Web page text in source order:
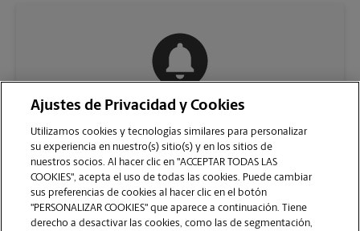
Ajustes de Privacidad y Cookies
Utilizamos cookies y tecnologías similares para personalizar
su experiencia en nuestro(s) sitio(s) y en los sitios de
nuestros socios. Al hacer clic en "ACCEPTAR TODAS LAS
COOKIES", acepta el uso de todas las cookies. Puede cambiar
sus preferencias de cookies al hacer clic en el botón
"PERSONALIZAR COOKIES" que aparece a continuación. Tiene
derecho a desactivar las cookies, como las de segmentación,